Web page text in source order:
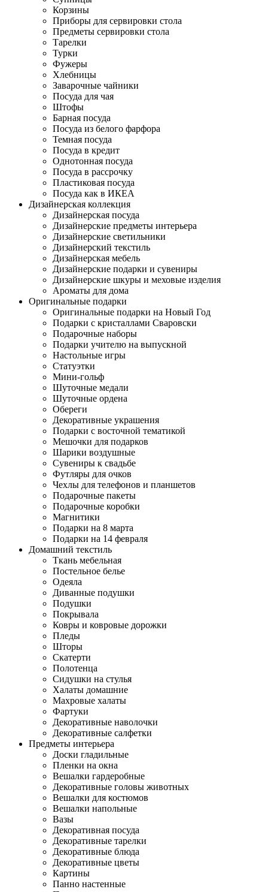
Корзины
Приборы для сервировки стола
Предметы сервировки стола
Тарелки
Турки
Фужеры
Хлебницы
Заварочные чайники
Посуда для чая
Штофы
Барная посуда
Посуда из белого фарфора
Темная посуда
Посуда в кредит
Однотонная посуда
Посуда в рассрочку
Пластиковая посуда
Посуда как в ИКЕА
Дизайнерская коллекция
Дизайнерская посуда
Дизайнерские предметы интерьера
Дизайнерские светильники
Дизайнерский текстиль
Дизайнерская мебель
Дизайнерские подарки и сувениры
Дизайнерские шкуры и меховые изделия
Ароматы для дома
Оригинальные подарки
Оригинальные подарки на Новый Год
Подарки с кристаллами Сваровски
Подарочные наборы
Подарки учителю на выпускной
Настольные игры
Статуэтки
Мини-гольф
Шуточные медали
Шуточные ордена
Обереги
Декоративные украшения
Подарки с восточной тематикой
Мешочки для подарков
Шарики воздушные
Сувениры к свадьбе
Футляры для очков
Чехлы для телефонов и планшетов
Подарочные пакеты
Подарочные коробки
Магнитики
Подарки на 8 марта
Подарки на 14 февраля
Домашний текстиль
Ткань мебельная
Постельное белье
Одеяла
Диванные подушки
Подушки
Покрывала
Ковры и ковровые дорожки
Пледы
Шторы
Скатерти
Полотенца
Сидушки на стулья
Халаты домашние
Махровые халаты
Фартуки
Декоративные наволочки
Декоративные салфетки
Предметы интерьера
Доски гладильные
Пленки на окна
Вешалки гардеробные
Декоративные головы животных
Вешалки для костюмов
Вешалки напольные
Вазы
Декоративная посуда
Декоративные тарелки
Декоративные блюда
Декоративные цветы
Картины
Панно настенные